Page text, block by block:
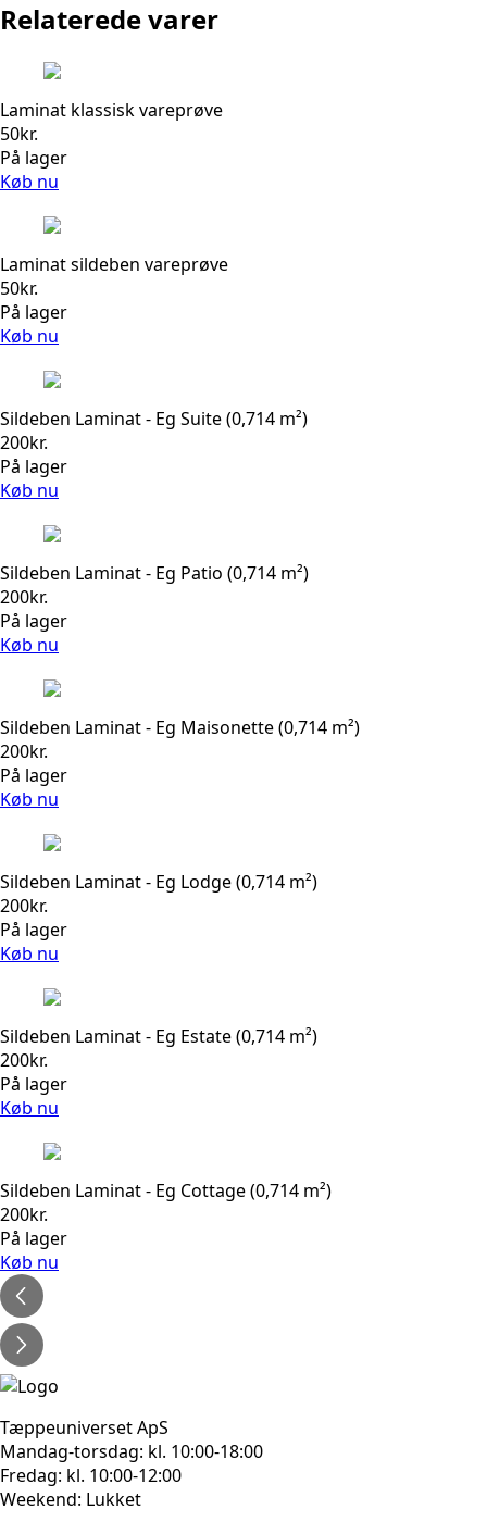
Relaterede varer
Laminat klassisk vareprøve
50kr.
På lager
Køb nu
Laminat sildeben vareprøve
50kr.
På lager
Køb nu
Sildeben Laminat - Eg Suite (0,714 m²)
200kr.
På lager
Køb nu
Sildeben Laminat - Eg Patio (0,714 m²)
200kr.
På lager
Køb nu
Sildeben Laminat - Eg Maisonette (0,714 m²)
200kr.
På lager
Køb nu
Sildeben Laminat - Eg Lodge (0,714 m²)
200kr.
På lager
Køb nu
Sildeben Laminat - Eg Estate (0,714 m²)
200kr.
På lager
Køb nu
Sildeben Laminat - Eg Cottage (0,714 m²)
200kr.
På lager
Køb nu
Tæppeuniverset ApS
Mandag-torsdag: kl. 10:00-18:00
Fredag: kl. 10:00-12:00
Weekend: Lukket